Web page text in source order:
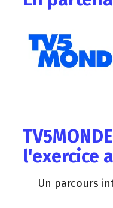
l'exercice
Un parcours